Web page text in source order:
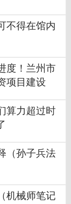
不得在馆内
度！兰州市
项目建设
算力超过时
（孙子兵法
机械师笔记